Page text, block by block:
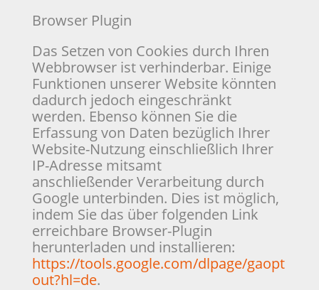
Browser Plugin
Das Setzen von Cookies durch Ihren
Webbrowser ist verhinderbar. Einige
Funktionen unserer Website könnten
dadurch jedoch eingeschränkt
werden. Ebenso können Sie die
Erfassung von Daten bezüglich Ihrer
Website-Nutzung einschließlich Ihrer
IP-Adresse mitsamt
anschließender Verarbeitung durch
Google unterbinden. Dies ist möglich,
indem Sie das über folgenden Link
erreichbare Browser-Plugin
herunterladen und installieren:
https://tools.google.com/dlpage/gaopt
out?hl=de.